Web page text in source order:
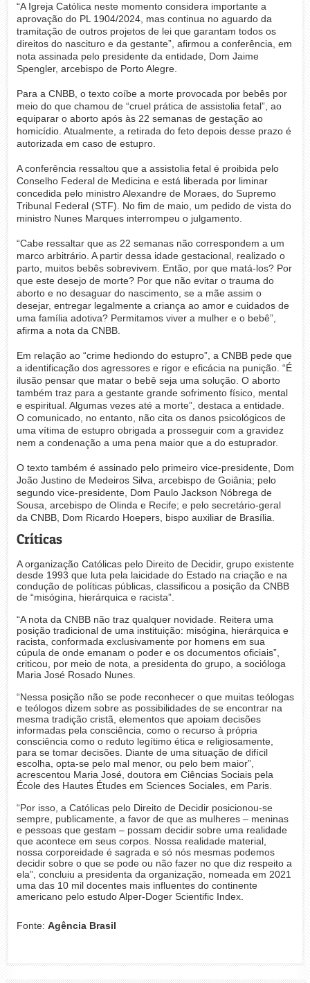
“A Igreja Católica neste momento considera importante a
aprovação do PL 1904/2024, mas continua no aguardo da
tramitação de outros projetos de lei que garantam todos os
direitos do nascituro e da gestante”, afirmou a conferência, em
nota assinada pelo presidente da entidade, Dom Jaime
Spengler, arcebispo de Porto Alegre.
Para a CNBB, o texto coíbe a morte provocada por bebês por
meio do que chamou de “cruel prática de assistolia fetal”, ao
equiparar o aborto após às 22 semanas de gestação ao
homicídio. Atualmente, a retirada do feto depois desse prazo é
autorizada em caso de estupro.
A conferência ressaltou que a assistolia fetal é proibida pelo
Conselho Federal de Medicina e está liberada por liminar
concedida pelo ministro Alexandre de Moraes, do Supremo
Tribunal Federal (STF). No fim de maio, um pedido de vista do
ministro Nunes Marques interrompeu o julgamento.
“Cabe ressaltar que as 22 semanas não correspondem a um
marco arbitrário. A partir dessa idade gestacional, realizado o
parto, muitos bebês sobrevivem. Então, por que matá-los? Por
que este desejo de morte? Por que não evitar o trauma do
aborto e no desaguar do nascimento, se a mãe assim o
desejar, entregar legalmente a criança ao amor e cuidados de
uma família adotiva? Permitamos viver a mulher e o bebê”,
afirma a nota da CNBB.
Em relação ao “crime hediondo do estupro”, a CNBB pede que
a identificação dos agressores e rigor e eficácia na punição. “É
ilusão pensar que matar o bebê seja uma solução. O aborto
também traz para a gestante grande sofrimento físico, mental
e espiritual. Algumas vezes até a morte”, destaca a entidade.
O comunicado, no entanto, não cita os danos psicológicos de
uma vítima de estupro obrigada a prosseguir com a gravidez
nem a condenação a uma pena maior que a do estuprador.
O texto também é assinado pelo primeiro vice-presidente, Dom
João Justino de Medeiros Silva, arcebispo de Goiânia; pelo
segundo vice-presidente, Dom Paulo Jackson Nóbrega de
Sousa, arcebispo de Olinda e Recife; e pelo secretário-geral
da CNBB, Dom Ricardo Hoepers, bispo auxiliar de Brasília.
Críticas
A organização Católicas pelo Direito de Decidir, grupo existente
desde 1993 que luta pela laicidade do Estado na criação e na
condução de políticas públicas, classificou a posição da CNBB
de “misógina, hierárquica e racista”.
“A nota da CNBB não traz qualquer novidade. Reitera uma
posição tradicional de uma instituição: misógina, hierárquica e
racista, conformada exclusivamente por homens em sua
cúpula de onde emanam o poder e os documentos oficiais”,
criticou, por meio de nota, a presidenta do grupo, a socióloga
Maria José Rosado Nunes.
“Nessa posição não se pode reconhecer o que muitas teólogas
e teólogos dizem sobre as possibilidades de se encontrar na
mesma tradição cristã, elementos que apoiam decisões
informadas pela consciência, como o recurso à própria
consciência como o reduto legítimo ética e religiosamente,
para se tomar decisões. Diante de uma situação de difícil
escolha, opta-se pelo mal menor, ou pelo bem maior”,
acrescentou Maria José, doutora em Ciências Sociais pela
École des Hautes Études em Sciences Sociales, em Paris.
“Por isso, a Católicas pelo Direito de Decidir posicionou-se
sempre, publicamente, a favor de que as mulheres – meninas
e pessoas que gestam – possam decidir sobre uma realidade
que acontece em seus corpos. Nossa realidade material,
nossa corporeidade é sagrada e só nós mesmas podemos
decidir sobre o que se pode ou não fazer no que diz respeito a
ela”, concluiu a presidenta da organização, nomeada em 2021
uma das 10 mil docentes mais influentes do continente
americano pelo estudo Alper-Doger Scientific Index.
Fonte: Agência Brasil